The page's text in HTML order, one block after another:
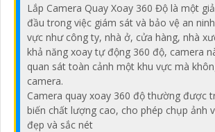
Lắp Camera Quay Xoay 360 Độ là một
đầu trong việc giám sát và bảo vệ an
vực như công ty, nhà ở, cửa hàng, nhà
khả năng xoay tự động 360 độ, camera
quan sát toàn cảnh một khu vực mà
camera.
Camera quay xoay 360 độ thường được
biến chất lượng cao, cho phép chụp ảnh
đẹp và sắc nét